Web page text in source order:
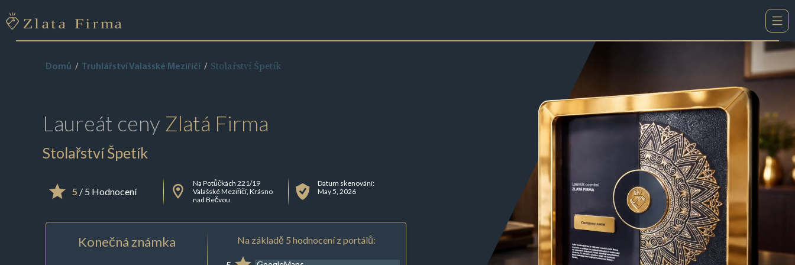
Domů Truhlářství Valašské Meziříčí Stolařství Špetík
Laureát ceny Zlatá Firma
Stolařství Špetík
5 / 5 Hodnocení
Na Potůčkách 221/19
Valašské Meziříčí, Krásno
nad Bečvou
Datum skenování:
May 5, 2026
Konečná známka Na základě 5 hodnocení z portálů: